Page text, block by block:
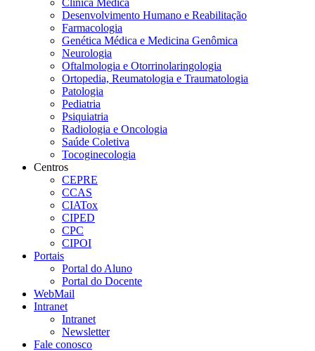
Clínica Médica
Desenvolvimento Humano e Reabilitação
Farmacologia
Genética Médica e Medicina Genômica
Neurologia
Oftalmologia e Otorrinolaringologia
Ortopedia, Reumatologia e Traumatologia
Patologia
Pediatria
Psiquiatria
Radiologia e Oncologia
Saúde Coletiva
Tocoginecologia
Centros
CEPRE
CCAS
CIATox
CIPED
CPC
CIPOI
Portais
Portal do Aluno
Portal do Docente
WebMail
Intranet
Intranet
Newsletter
Fale conosco